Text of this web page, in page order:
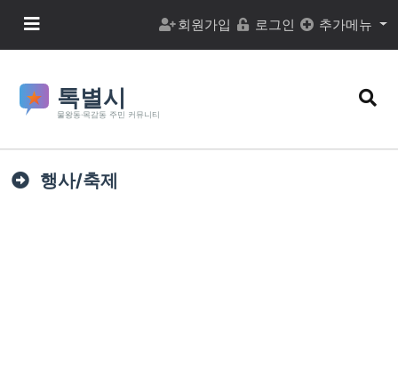
메뉴 버튼 회원가입 로그인 추가메뉴
검색
행사/축제